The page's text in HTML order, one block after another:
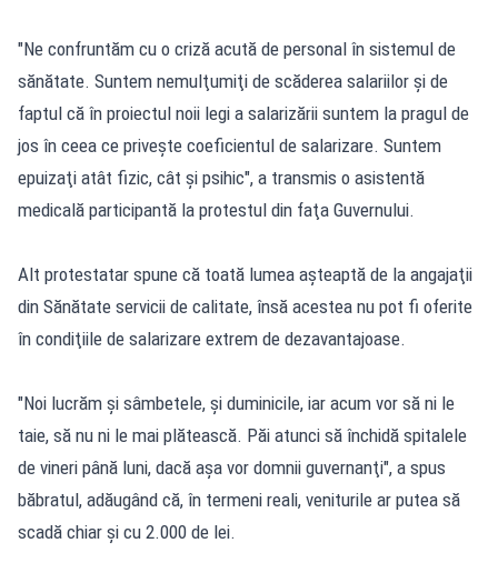
"Ne confruntăm cu o criză acută de personal în sistemul de
sănătate. Suntem nemulţumiţi de scăderea salariilor şi de
faptul că în proiectul noii legi a salarizării suntem la pragul de
jos în ceea ce priveşte coeficientul de salarizare. Suntem
epuizaţi atât fizic, cât şi psihic", a transmis o asistentă
medicală participantă la protestul din faţa Guvernului.
Alt protestatar spune că toată lumea aşteaptă de la angajaţii
din Sănătate servicii de calitate, însă acestea nu pot fi oferite
în condiţiile de salarizare extrem de dezavantajoase.
"Noi lucrăm şi sâmbetele, şi duminicile, iar acum vor să ni le
taie, să nu ni le mai plătească. Păi atunci să închidă spitalele
de vineri până luni, dacă aşa vor domnii guvernanţi", a spus
băbratul, adăugând că, în termeni reali, veniturile ar putea să
scadă chiar şi cu 2.000 de lei.